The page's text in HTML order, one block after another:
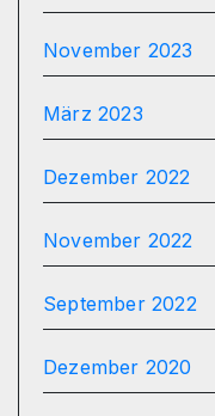
November 2023
März 2023
Dezember 2022
November 2022
September 2022
Dezember 2020